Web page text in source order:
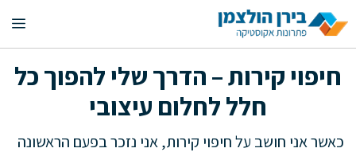
לדלג
לתוכן
חיפוי קירות – הדרך שלי להפוך כל
חלל לחלום עיצובי
כאשר אני חושב על חיפוי קירות, אני נזכר בפעם הראשונה